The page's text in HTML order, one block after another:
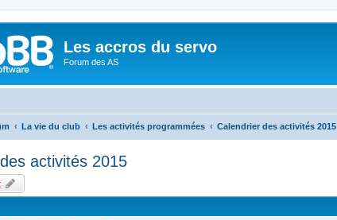
Les accros du servo
Forum des AS
La vie du club Les activités programmées Calendrier des activités 2015
activités 2015